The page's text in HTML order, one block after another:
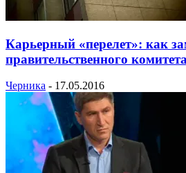
Карьерный «перелет»: как
правительственного
Черника - 17.05.2016